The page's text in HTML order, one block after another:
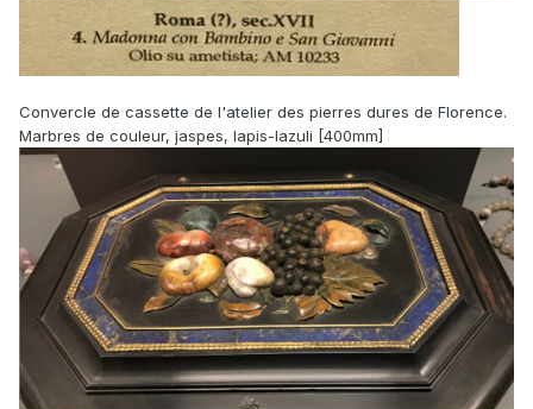
Convercle de cassette de l'atelier des pierres dures de Florence.
Marbres de couleur, jaspes, lapis-lazuli [400mm]